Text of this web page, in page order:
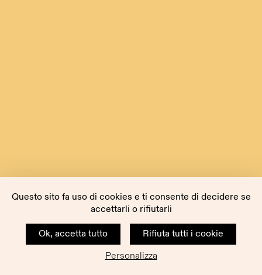
Questo sito fa uso di cookies e ti consente di decidere se
accettarli o rifiutarli
Ok, accetta tutto
Rifiuta tutti i cookie
Personalizza